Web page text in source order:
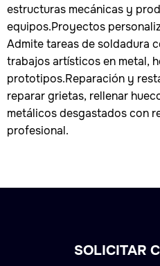
estructuras mecánicas y
equipos.Proyectos
Admite tareas de soldadura
trabajos artísticos en metal,
prototipos.Reparación y
reparar grietas, rellenar
metálicos desgastados con
profesional.
SOLICITAR